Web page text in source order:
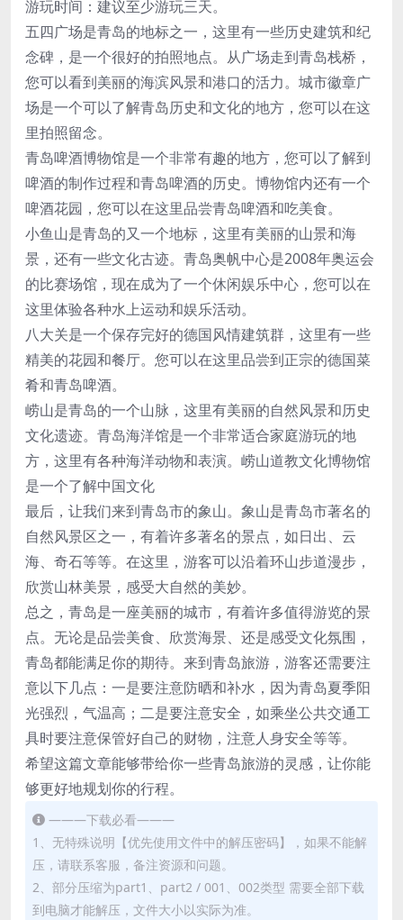
游玩时间：建议至少游玩三天。
五四广场是青岛的地标之一，这里有一些历史建筑和纪
念碑，是一个很好的拍照地点。从广场走到青岛栈桥，
您可以看到美丽的海滨风景和港口的活力。城市徽章广
场是一个可以了解青岛历史和文化的地方，您可以在这
里拍照留念。
青岛啤酒博物馆是一个非常有趣的地方，您可以了解到
啤酒的制作过程和青岛啤酒的历史。博物馆内还有一个
啤酒花园，您可以在这里品尝青岛啤酒和吃美食。
小鱼山是青岛的又一个地标，这里有美丽的山景和海
景，还有一些文化古迹。青岛奥帆中心是2008年奥运会
的比赛场馆，现在成为了一个休闲娱乐中心，您可以在
这里体验各种水上运动和娱乐活动。
八大关是一个保存完好的德国风情建筑群，这里有一些
精美的花园和餐厅。您可以在这里品尝到正宗的德国菜
肴和青岛啤酒。
崂山是青岛的一个山脉，这里有美丽的自然风景和历史
文化遗迹。青岛海洋馆是一个非常适合家庭游玩的地
方，这里有各种海洋动物和表演。崂山道教文化博物馆
是一个了解中国文化
最后，让我们来到青岛市的象山。象山是青岛市著名的
自然风景区之一，有着许多著名的景点，如日出、云
海、奇石等等。在这里，游客可以沿着环山步道漫步，
欣赏山林美景，感受大自然的美妙。
总之，青岛是一座美丽的城市，有着许多值得游览的景
点。无论是品尝美食、欣赏海景、还是感受文化氛围，
青岛都能满足你的期待。来到青岛旅游，游客还需要注
意以下几点：一是要注意防晒和补水，因为青岛夏季阳
光强烈，气温高；二是要注意安全，如乘坐公共交通工
具时要注意保管好自己的财物，注意人身安全等等。
希望这篇文章能够带给你一些青岛旅游的灵感，让你能
够更好地规划你的行程。
———下载必看———
1、无特殊说明【优先使用文件中的解压密码】，如果不能解
压，请联系客服，备注资源和问题。
2、部分压缩为part1、part2 / 001、002类型 需要全部下载
到电脑才能解压，文件大小以实际为准。